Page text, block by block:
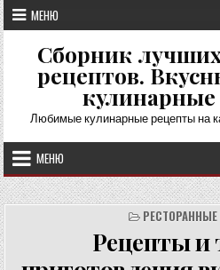
Перейти
к
содержимому
МЕНЮ
Сборник
рецептов.
Любимые кулинарные рецепты на
МЕНЮ
Рецепты и